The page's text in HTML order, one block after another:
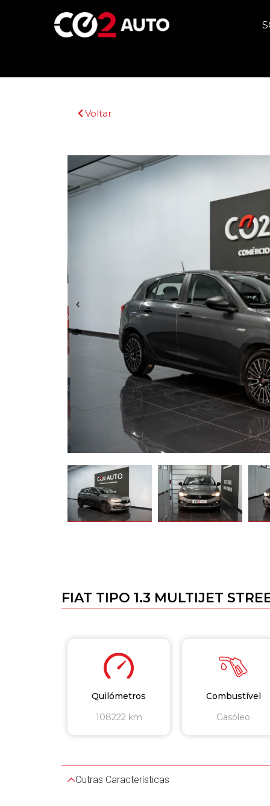
Voltar
FIAT TIPO 1.3 MULTIJET
Quilómetros
108222 km
Combustível
Gasóleo
Outras Características